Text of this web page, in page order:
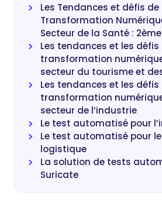
Les Tendances et défis de
Transformation
Secteur de la Santé :
Les tendances et les défis
transformation
secteur du tourisme et
Les tendances et les défis
transformation
secteur de l’industrie
Le test automatisé pour
Le test automatisé pour
logistique
La solution de tests
Suricate